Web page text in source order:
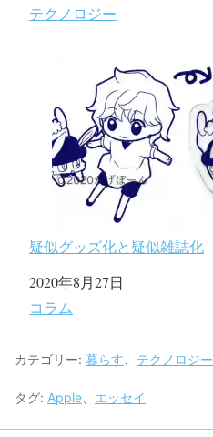
関連理由
テクノロジー
疑似グッズ化と疑似雑誌化
日付
2020年8月27日
関連理由
コラム
カテゴリー: 暮らす、 テクノロジー
タグ: Apple、 エッセイ